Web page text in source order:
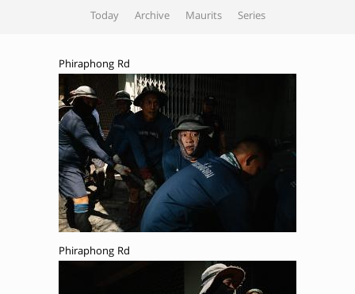
Today Archive Maurits Series
Phiraphong Rd
Phiraphong Rd